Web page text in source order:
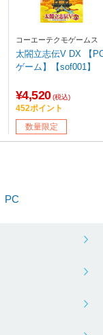
コーエーテクモゲームス
太閤立志伝V DX 【
ゲーム】【sof001】
¥4,520 (税込)
452ポイント
数量限定
PC